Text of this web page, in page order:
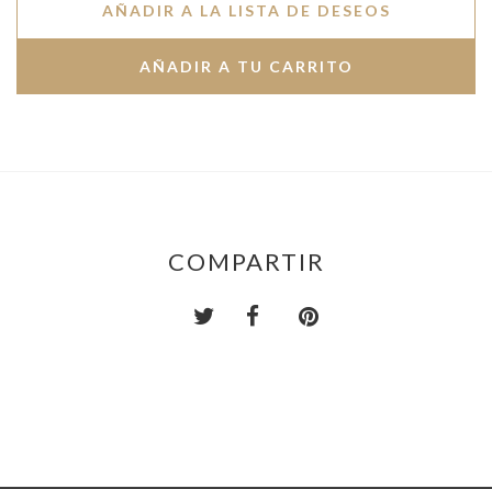
AÑADIR A LA LISTA DE DESEOS
COMPARTIR